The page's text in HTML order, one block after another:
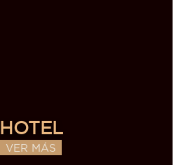
HOTEL
VER MÁS